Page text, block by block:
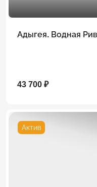
Адыгея. Водная
43 700 ₽
Актив